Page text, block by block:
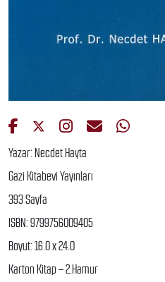
Yazar: Necdet Hayta
Gazi Kitabevi Yayınları
393 Sayfa
ISBN: 9799756009405
Boyut: 16.0 x 24.0
Karton Kitap – 2.Hamur